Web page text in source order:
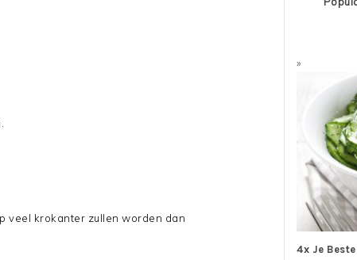
veel krokanter zullen worden dan
4x Je